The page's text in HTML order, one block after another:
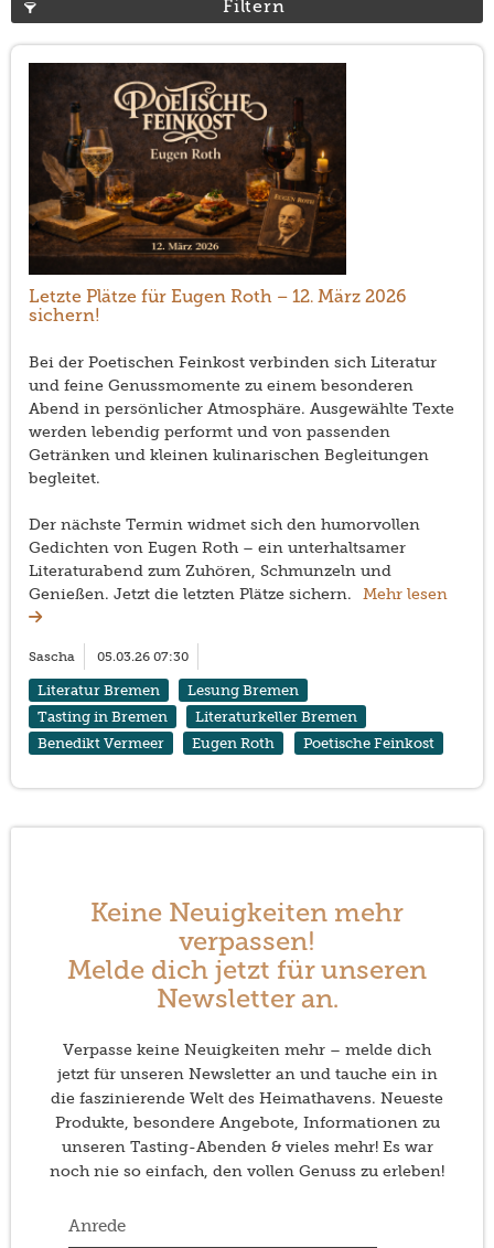
Filtern
Letzte Plätze für Eugen Roth – 12. März 2026
sichern!
Bei der Poetischen Feinkost verbinden sich Literatur
und feine Genussmomente zu einem besonderen
Abend in persönlicher Atmosphäre. Ausgewählte Texte
werden lebendig performt und von passenden
Getränken und kleinen kulinarischen Begleitungen
begleitet.
Der nächste Termin widmet sich den humorvollen
Gedichten von Eugen Roth – ein unterhaltsamer
Literaturabend zum Zuhören, Schmunzeln und
Genießen. Jetzt die letzten Plätze sichern.
Mehr lesen
Sascha 05.03.26 07:30
Literatur Bremen
Lesung Bremen
Tasting in Bremen
Literaturkeller Bremen
Benedikt Vermeer
Eugen Roth Poetische Feinkost
Keine Neuigkeiten mehr
verpassen!
Melde dich jetzt für unseren
Newsletter an.
Verpasse keine Neuigkeiten mehr – melde dich
jetzt für unseren Newsletter an und tauche ein in
die faszinierende Welt des Heimathavens. Neueste
Produkte, besondere Angebote, Informationen zu
unseren Tasting-Abenden & vieles mehr! Es war
noch nie so einfach, den vollen Genuss zu erleben!